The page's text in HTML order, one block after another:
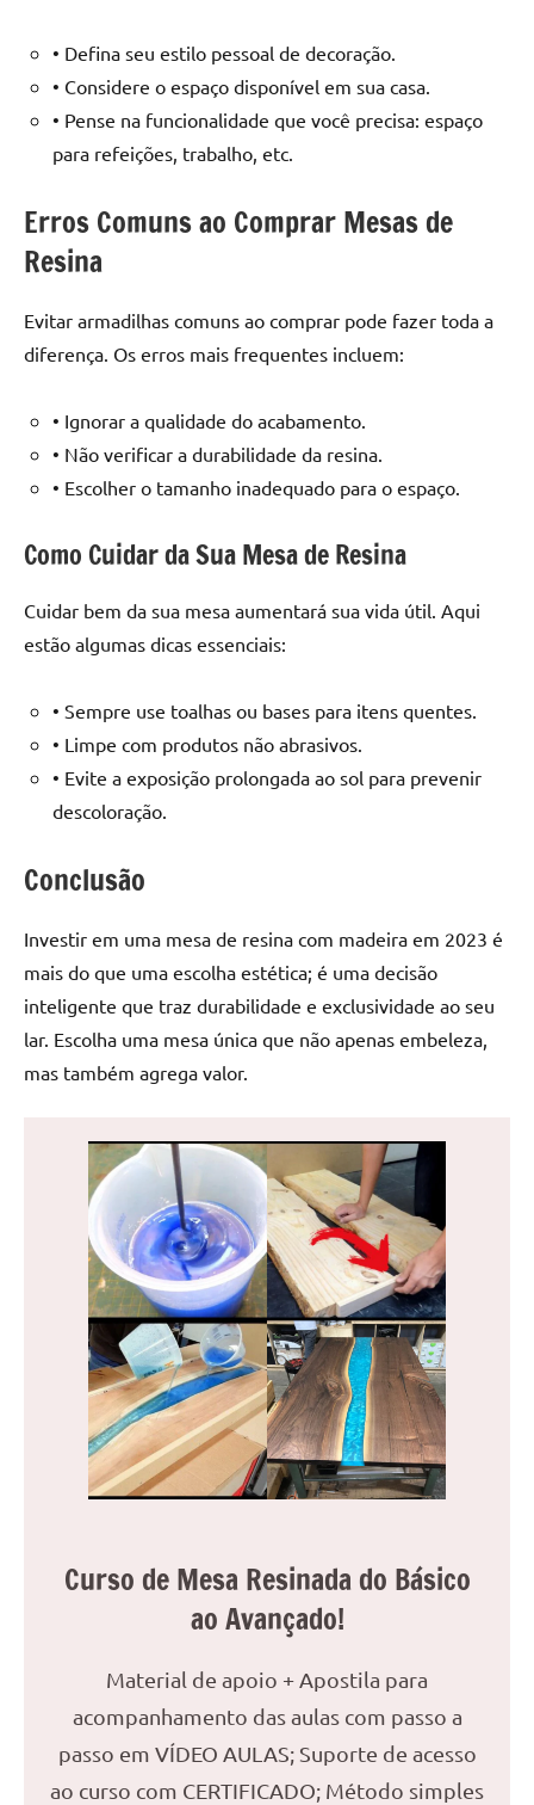
• Defina seu estilo pessoal de decoração.
• Considere o espaço disponível em sua casa.
• Pense na funcionalidade que você precisa: espaço
para refeições, trabalho, etc.
Erros Comuns ao Comprar Mesas de
Resina
Evitar armadilhas comuns ao comprar pode fazer toda a
diferença. Os erros mais frequentes incluem:
• Ignorar a qualidade do acabamento.
• Não verificar a durabilidade da resina.
• Escolher o tamanho inadequado para o espaço.
Como Cuidar da Sua Mesa de Resina
Cuidar bem da sua mesa aumentará sua vida útil. Aqui
estão algumas dicas essenciais:
• Sempre use toalhas ou bases para itens quentes.
• Limpe com produtos não abrasivos.
• Evite a exposição prolongada ao sol para prevenir
descoloração.
Conclusão
Investir em uma mesa de resina com madeira em 2023 é
mais do que uma escolha estética; é uma decisão
inteligente que traz durabilidade e exclusividade ao seu
lar. Escolha uma mesa única que não apenas embeleza,
mas também agrega valor.
Curso de Mesa Resinada do Básico
ao Avançado!
Material de apoio + Apostila para
acompanhamento das aulas com passo a
passo em VÍDEO AULAS; Suporte de acesso
ao curso com CERTIFICADO; Método simples